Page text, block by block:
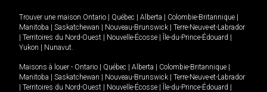
Trouver une maison Ontario Québec Alberta Colombie-Britannique
Manitoba
Saskatchewan Nouveau-Brunswick
Terre-Neuve-et-Labrador
Territoires du Nord-Ouest Nouvelle-Écosse Île-du-Prince-Édouard
Yukon
Nunavut.
Maisons à louer - Ontario Québec Alberta Colombie-Britannique
Manitoba
Saskatchewan Nouveau-Brunswick
Terre-Neuve-et-Labrador
Territoires du Nord-Ouest Nouvelle-Écosse Île-du-Prince-Édouard